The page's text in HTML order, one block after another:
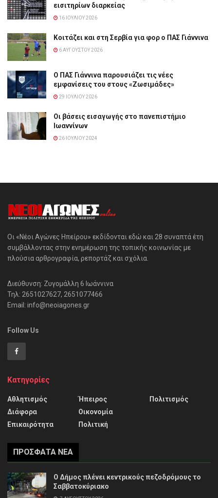
εισιτηρίων διαρκείας
16 ΙΟΥΛΊΟΥ 2026
Κοιτάζει και στη Σερβία για φορ ο ΠΑΣ Γιάννινα
6 ΑΥΓΟΎΣΤΟΥ 2026
Ο ΠΑΣ Γιάννινα παρουσιάζει τις νέες
εμφανίσεις του στους «Ζωσιμάδες»
29 ΙΟΥΛΊΟΥ 2026
Οι βάσεις εισαγωγής στο πανεπιστήμιο
Ιωαννίνων
26 ΙΟΥΛΊΟΥ 2024
Οι «Νέοι Αγώνες Ηπείρου» εκδίδονται εδώ και 28 συναπτά έτη
συμβάλλοντας στην ενημέρωση της τοπικής κοινωνίας με
πλούσια αρθρογραφία, ρεπορτάζ και σχόλια.
Διεύθυνση: Ζυγομάλλη 6 Ιωάννινα
Τηλ: 2651027627, 2651077466
Email: info@neoiagones.gr
Follow Us
Κατηγορίες
Αθλητισμός
Διάφορα
Επικαιρότητα
Ήπειρος
Οικονομία
Πολιτική
Πολιτισμός
ΠΡΌΣΦΑΤΑ ΝΈΑ
Ο Δήμος πλένει κεντρικούς πεζοδρόμους το
Σαββατοκύριακο